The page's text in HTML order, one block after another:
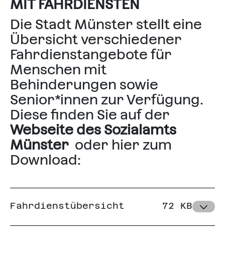
MIT FAHRDIENSTEN
Die Stadt Münster stellt eine
Übersicht verschiedener
Fahrdienstangebote für
Menschen mit
Behinderungen sowie
Senior*innen zur Verfügung.
Diese finden Sie auf der
Webseite des Sozialamts
Münster oder hier zum
Download:
Fahrdienstübersicht 72 KB